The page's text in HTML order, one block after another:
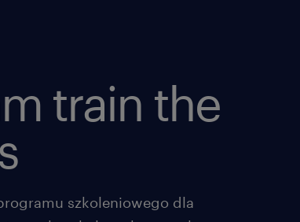
train the
szkoleniowego dla